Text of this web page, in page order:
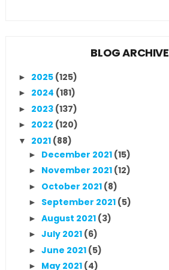
BLOG ARCHIVE
► 2025 (125)
► 2024 (181)
► 2023 (137)
► 2022 (120)
▼ 2021 (88)
► December 2021 (15)
► November 2021 (12)
► October 2021 (8)
► September 2021 (5)
► August 2021 (3)
► July 2021 (6)
► June 2021 (5)
► May 2021 (4)